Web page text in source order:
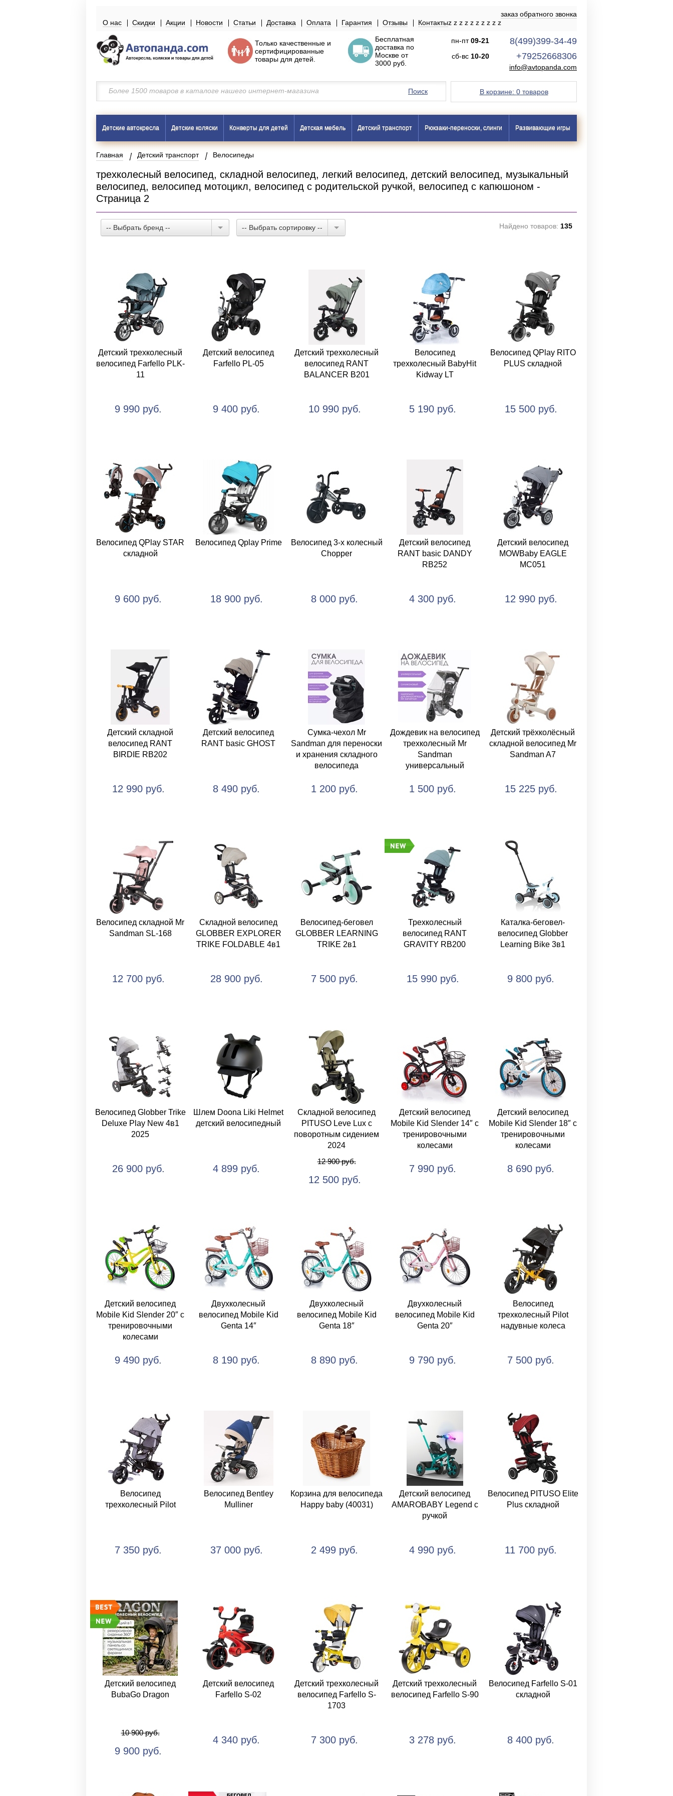
заказ обратного звонка
z
О нас z
Скидки z
Акции z
Новости z
Статьи z
Доставка z
Оплата z
Гарантия z
Отзывы z
Контакты
Только качественные и
сертифицированные
товары для детей.
Бесплатная
доставка по
Москве от
3000 руб.
пн-пт09-21
сб-вс 10-20
8(499)399-34-49
+79252668306
info@avtopanda.com
В корзине: 0 товаров
Поиск
Детские автокресла Детские коляски Конверты для детей Детская мебель Детский транспорт Рюкзаки-переноски, слинги Развивающие игры
Главная Детский транспорт Велосипеды
трехколесный велосипед, складной велосипед, легкий велосипед, детский велосипед, музыкальный
велосипед, велосипед мотоцикл, велосипед с родительской ручкой, велосипед с капюшоном -
Страница 2
-- Выбрать бренд -- -- Выбрать сортировку -- Найдено товаров: 135
Детский трехколесный
велосипед Farfello PLK-
11
9 990 руб.
Детский велосипед
Farfello PL-05
9 400 руб.
Детский трехколесный
велосипед RANT
BALANCER B201
10 990 руб.
Велосипед
трехколесный BabyHit
Kidway LT
5 190 руб.
Велосипед QPlay RITO
PLUS складной
15 500 руб.
Велосипед QPlay STAR
складной
9 600 руб.
Велосипед Qplay Prime
18 900 руб.
Велосипед 3-х колесный
Chopper
8 000 руб.
Детский велосипед
RANT basic DANDY
RB252
4 300 руб.
Детский велосипед
MOWBaby EAGLE
MC051
12 990 руб.
Детский складной
велосипед RANT
BIRDIE RB202
12 990 руб.
Детский велосипед
RANT basic GHOST
8 490 руб.
Сумка-чехол Mr
Sandman для переноски
и хранения складного
велосипеда
1 200 руб.
Дождевик на велосипед
трехколесный Mr
Sandman
универсальный
1 500 руб.
Детский трёхколёсный
складной велосипед Mr
Sandman A7
15 225 руб.
Велосипед складной Mr
Sandman SL-168
12 700 руб.
Складной велосипед
GLOBBER EXPLORER
TRIKE FOLDABLE 4в1
28 900 руб.
Велосипед-беговел
GLOBBER LEARNING
TRIKE 2в1
7 500 руб.
Трехколесный
велосипед RANT
GRAVITY RB200
15 990 руб.
Каталка-беговел-
велосипед Globber
Learning Bike 3в1
9 800 руб.
Велосипед Globber Trike
Deluxe Play New 4в1
2025
26 900 руб.
Шлем Doona Liki Helmet
детский велосипедный
4 899 руб.
Складной велосипед
PITUSO Leve Lux с
поворотным сидением
2024
12 900 руб.
12 500 руб.
Детский велосипед
Mobile Kid Slender 14″ с
тренировочными
колесами
7 990 руб.
Детский велосипед
Mobile Kid Slender 18″ с
тренировочными
колесами
8 690 руб.
Детский велосипед
Mobile Kid Slender 20″ с
тренировочными
колесами
9 490 руб.
Двухколесный
велосипед Mobile Kid
Genta 14″
8 190 руб.
Двухколесный
велосипед Mobile Kid
Genta 18″
8 890 руб.
Двухколесный
велосипед Mobile Kid
Genta 20″
9 790 руб.
Велосипед
трехколесный Pilot
надувные колеса
7 500 руб.
Велосипед
трехколесный Pilot
7 350 руб.
Велосипед Bentley
Mulliner
37 000 руб.
Корзина для велосипеда
Happy baby (40031)
2 499 руб.
Детский велосипед
AMAROBABY Legend с
ручкой
4 990 руб.
Велосипед PITUSO Elite
Plus складной
11 700 руб.
Детский велосипед
BubaGo Dragon
10 900 руб.
9 900 руб.
Детский велосипед
Farfello S-02
4 340 руб.
Детский трехколесный
велосипед Farfello S-
1703
7 300 руб.
Детский трехколесный
велосипед Farfello S-90
3 278 руб.
Велосипед Farfello S-01
складной
8 400 руб.